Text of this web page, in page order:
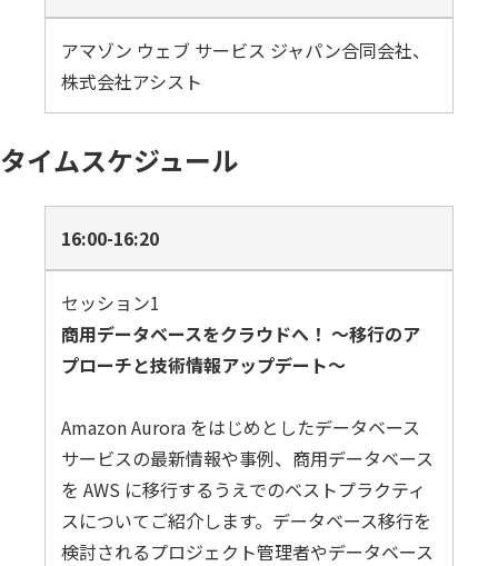
フリーテキストマスキ
アマゾン ウェブ サービス ジャパン合同会社、
株式会社アシスト
タイムスケジュール
16:00-16:20
セッション1
商用データベースをクラウドへ！ 〜移行のア
プローチと技術情報アップデート〜
Amazon Aurora をはじめとしたデータベース
サービスの最新情報や事例、商用データベース
を AWS に移行するうえでのベストプラクティ
スについてご紹介します。データベース移行を
検討されるプロジェクト管理者やデータベース